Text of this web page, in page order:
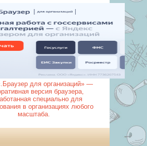
для организаций» —
версия браузера,
специально для
в организациях любого
масштаба.